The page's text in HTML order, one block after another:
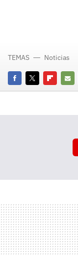
FacebookTwitterFlipboard
E-
TEMAS Noticias